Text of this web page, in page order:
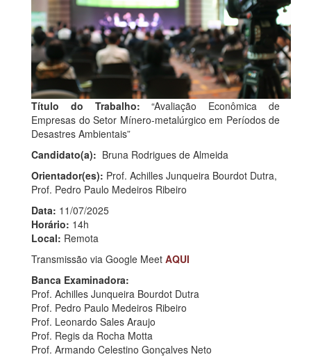
Título do Trabalho:“Avaliação Econômica de
Empresas do Setor Mínero-metalúrgico em Períodos de
Desastres Ambientais”
Candidato(a): Bruna Rodrigues de Almeida
Orientador(es): Prof. Achilles Junqueira Bourdot Dutra,
Prof. Pedro Paulo Medeiros Ribeiro
Data: 11/07/2025
Horário: 14h
Local: Remota
Transmissão via Google Meet AQUI
Banca Examinadora:
Prof. Achilles Junqueira Bourdot Dutra
Prof. Pedro Paulo Medeiros Ribeiro
Prof. Leonardo Sales Araujo
Prof. Regis da Rocha Motta
Prof. Armando Celestino Gonçalves Neto